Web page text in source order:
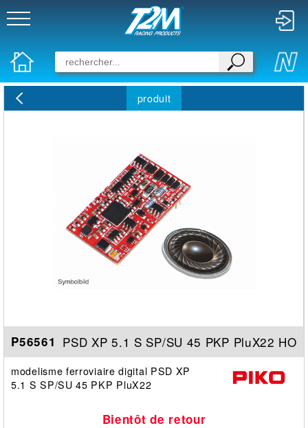
produit
P56561 PSD XP 5.1 S SP/SU 45 PKP PluX22 HO
modelisme ferroviaire digital PSD XP
5.1 S SP/SU 45 PKP PluX22
Bientôt de retour